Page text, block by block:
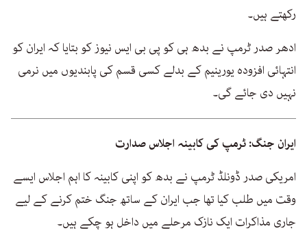
رکھتے ہیں۔
ادھر صدر ٹرمپ نے بدھ ہی کو پی بی ایس نیوز کو بتایا کہ ایران کو
انتہائی افزودہ یورینیم کے بدلے کسی قسم کی پابندیوں میں نرمی
نہیں دی جائے گی۔
ایران جنگ: ٹرمپ کی کابینہ اجلاس صدارت
امریکی صدر ڈونلڈ ٹرمپ نے بدھ کو اپنی کابینہ کا اہم اجلاس ایسے
وقت میں طلب کیا تھا جب ایران کے ساتھ جنگ ختم کرنے کے لیے
جاری مذاکرات ایک نازک مرحلے میں داخل ہو چکے ہیں۔